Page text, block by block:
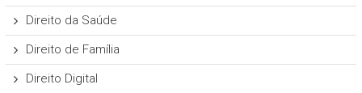
Direito da Saúde
Direito de Família
Direito Digital